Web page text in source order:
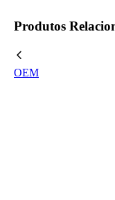
Produtos
OEM